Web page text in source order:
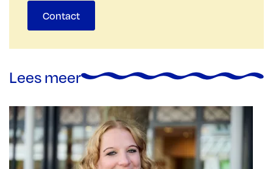
Contact
Lees meer